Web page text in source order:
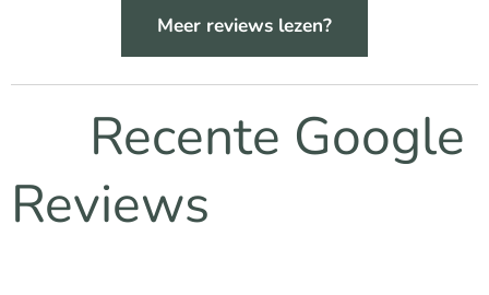
Meer reviews lezen?
⭐ Recente Google
Reviews